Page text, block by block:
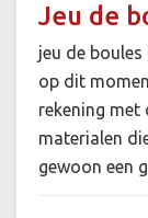
Jeu de
jeu de
op dit
rekening met
materialen
gewoon een